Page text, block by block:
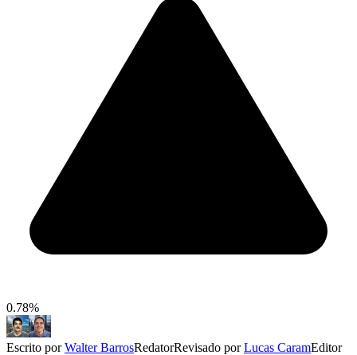
0.78%
Escrito porWalter BarrosRedatorRevisado porLucas CaramEditor